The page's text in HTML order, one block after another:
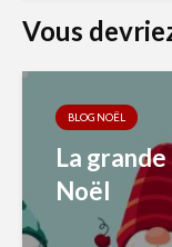
Vous
BLOG NOËL
La
Noël